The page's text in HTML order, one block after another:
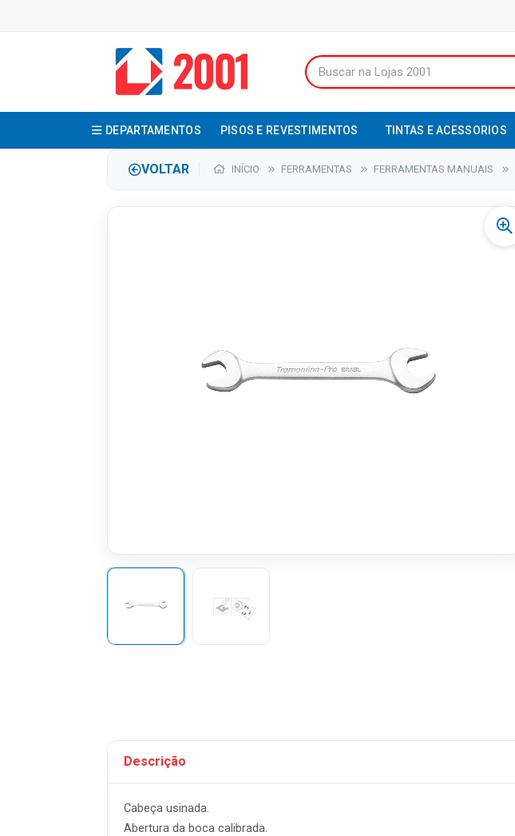
DEPARTAMENTOS PISOS E REVESTIMENTOS TINTAS E ACESSORIOS
VOLTAR INÍCIO FERRAMENTAS FERRAMENTAS MANUAIS
Descrição
Cabeça usinada.
Abertura da boca calibrada.